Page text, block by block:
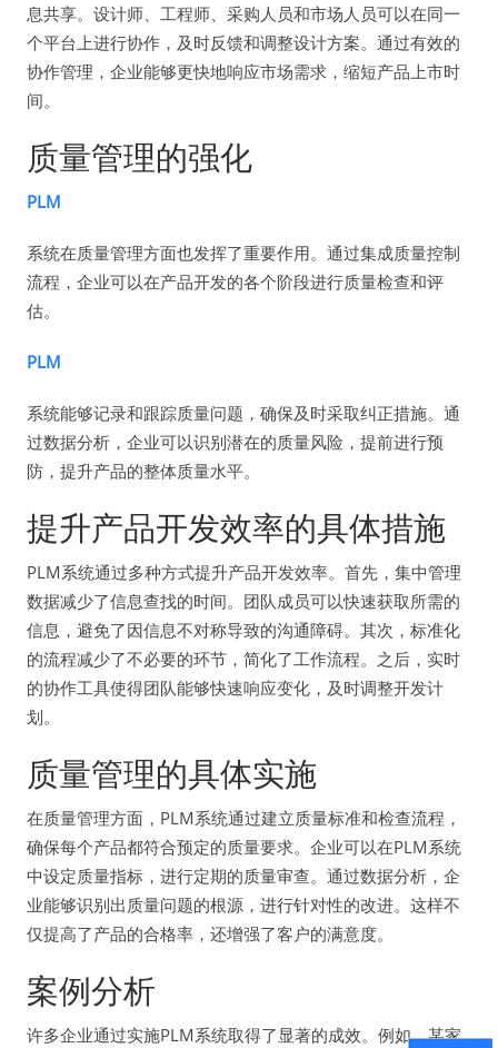
息共享。设计师、工程师、采购人员和市场人员可以在同一
个平台上进行协作，及时反馈和调整设计方案。通过有效的
协作管理，企业能够更快地响应市场需求，缩短产品上市时
间。
质量管理的强化
PLM
系统在质量管理方面也发挥了重要作用。通过集成质量控制
流程，企业可以在产品开发的各个阶段进行质量检查和评
估。
PLM
系统能够记录和跟踪质量问题，确保及时采取纠正措施。通
过数据分析，企业可以识别潜在的质量风险，提前进行预
防，提升产品的整体质量水平。
提升产品开发效率的具体措施
PLM系统通过多种方式提升产品开发效率。首先，集中管理
数据减少了信息查找的时间。团队成员可以快速获取所需的
信息，避免了因信息不对称导致的沟通障碍。其次，标准化
的流程减少了不必要的环节，简化了工作流程。之后，实时
的协作工具使得团队能够快速响应变化，及时调整开发计
划。
质量管理的具体实施
在质量管理方面，PLM系统通过建立质量标准和检查流程，
确保每个产品都符合预定的质量要求。企业可以在PLM系统
中设定质量指标，进行定期的质量审查。通过数据分析，企
业能够识别出质量问题的根源，进行针对性的改进。这样不
仅提高了产品的合格率，还增强了客户的满意度。
案例分析
许多企业通过实施PLM系统取得了显著的成效。例如，某家